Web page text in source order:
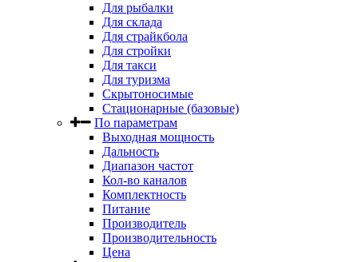
Для рыбалки
Для склада
Для страйкбола
Для стройки
Для такси
Для туризма
Скрытоносимые
Стационарные (базовые)
По параметрам
Выходная мощность
Дальность
Диапазон частот
Кол-во каналов
Комплектность
Питание
Производитель
Производительность
Цена